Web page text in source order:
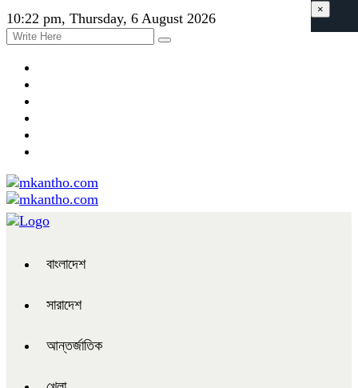
10:22 pm, Thursday, 6 August 2026
বাংলাদেশ
সারাদেশ
আন্তর্জাতিক
×